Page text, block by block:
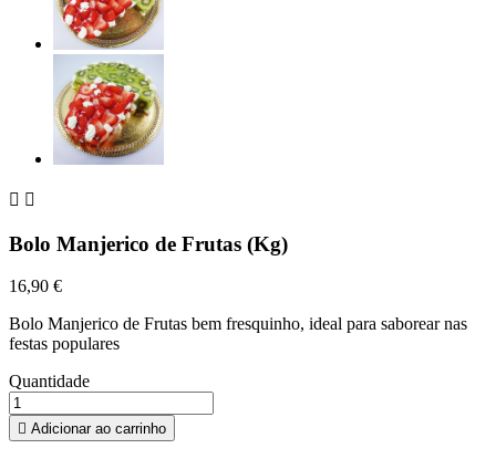
 
Bolo Manjerico de Frutas (Kg)
16,90 €
Bolo Manjerico de Frutas bem fresquinho, ideal para saborear nas
festas populares
Quantidade
 Adicionar ao carrinho